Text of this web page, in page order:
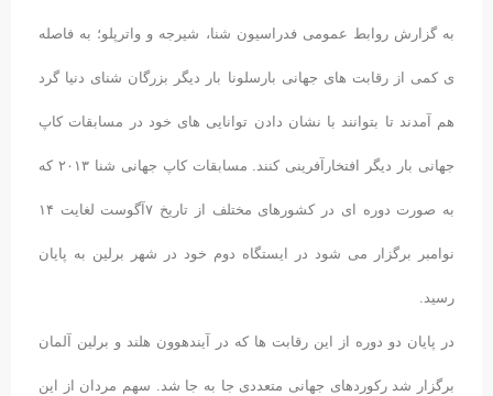
به گزارش روابط عمومی فدراسیون شنا، شیرجه و واترپلو؛ به فاصله
ی کمی از رقابت های جهانی بارسلونا بار دیگر بزرگان شنای دنیا گرد
هم آمدند تا بتوانند با نشان دادن توانایی های خود در مسابقات کاپ
جهانی بار دیگر افتخارآفرینی کنند. مسابقات کاپ جهانی شنا ٢۰١٣ که
به صورت دوره ای در کشورهای مختلف از تاریخ ٧آگوست لغایت ١۴
نوامبر برگزار می شود در ایستگاه دوم خود در شهر برلین به پایان
رسید.
در پایان دو دوره از این رقابت ها که در آیندهوون هلند و برلین آلمان
برگزار شد رکوردهای جهانی متعددی جا به جا شد. سهم مردان از این